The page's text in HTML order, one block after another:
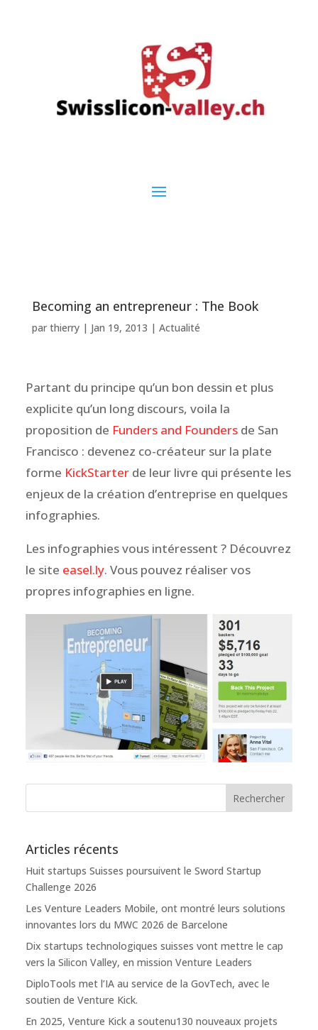
Becoming an entrepreneur : The Book
par thierry| Jan 19, 2013 | Actualité
Partant du principe qu’un bon dessin et plus
explicite qu’un long discours, voila la
proposition de Funders and Foundersde San
Francisco : devenez co-créateur sur la plate
forme KickStarterde leur livre qui présente les
enjeux de la création d’entreprise en quelques
infographies.
Les infographies vous intéressent ? Découvrez
le site easel.ly. Vous pouvez réaliser vos
propres infographies en ligne.
Articles récents
Huit startups Suisses poursuivent le Sword Startup
Challenge 2026
Les Venture Leaders Mobile, ont montré leurs solutions
innovantes lors du MWC 2026 de Barcelone
Dix startups technologiques suisses vont mettre le cap
vers la Silicon Valley, en mission Venture Leaders
DiploTools met l’IA au service de la GovTech, avec le
soutien de Venture Kick.
En 2025, Venture Kick a soutenu130 nouveaux projets